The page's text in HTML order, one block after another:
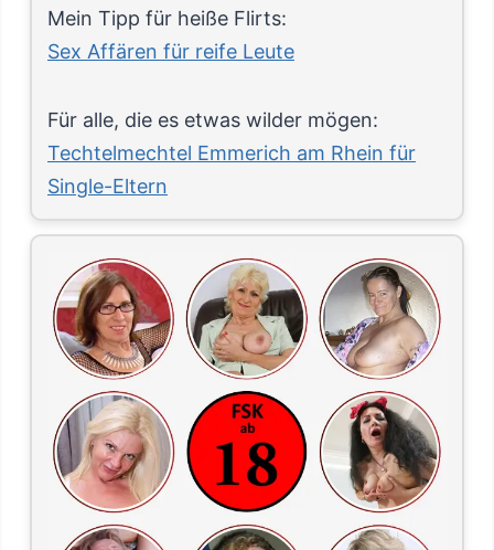
Mein Tipp für heiße Flirts:
Sex Affären für reife Leute
Für alle, die es etwas wilder mögen:
Techtelmechtel Emmerich am Rhein für
Single-Eltern